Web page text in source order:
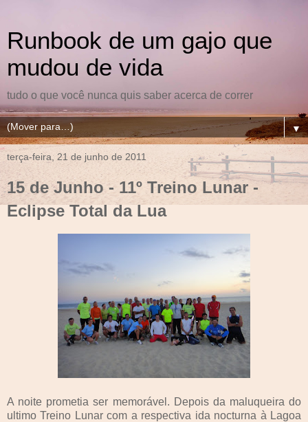
Runbook de um gajo que
mudou de vida
tudo o que você nunca quis saber acerca de correr
▼
terça-feira, 21 de junho de 2011
15 de Junho - 11º Treino Lunar -
Eclipse Total da Lua
A noite prometia ser memorável. Depois da maluqueira do
ultimo Treino Lunar com a respectiva ida nocturna à Lagoa